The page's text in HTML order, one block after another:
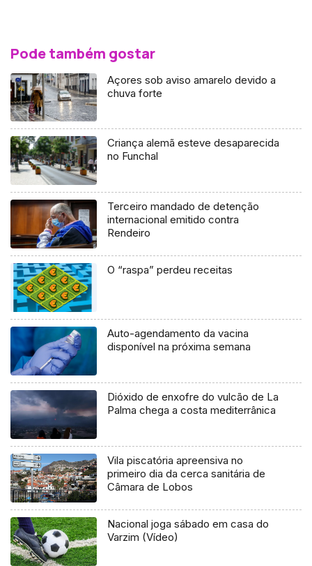
Pode também gostar
Açores sob aviso amarelo devido a
chuva forte
Criança alemã esteve desaparecida
no Funchal
Terceiro mandado de detenção
internacional emitido contra
Rendeiro
O “raspa” perdeu receitas
Auto-agendamento da vacina
disponível na próxima semana
Dióxido de enxofre do vulcão de La
Palma chega a costa mediterrânica
Vila piscatória apreensiva no
primeiro dia da cerca sanitária de
Câmara de Lobos
Nacional joga sábado em casa do
Varzim (Vídeo)